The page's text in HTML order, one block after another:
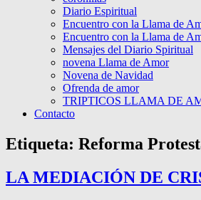
Diario Espiritual
Encuentro con la Llama de
Encuentro con la Llama de
Mensajes del Diario Spiritual
novena Llama de Amor
Novena de Navidad
Ofrenda de amor
TRIPTICOS LLAMA DE
Contacto
Etiqueta: Reforma
LA MEDIACIÓN DE